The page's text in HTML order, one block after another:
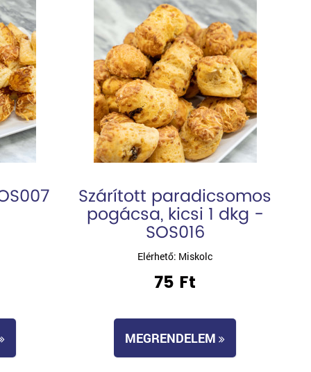
Szárított paradicsomos
pogácsa, kicsi 1 dkg -
SOS016
Elérhető: Miskolc
75 Ft
MEGRENDELEM